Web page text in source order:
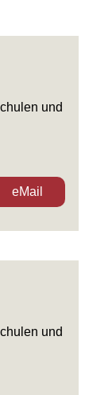
und
eMail
und